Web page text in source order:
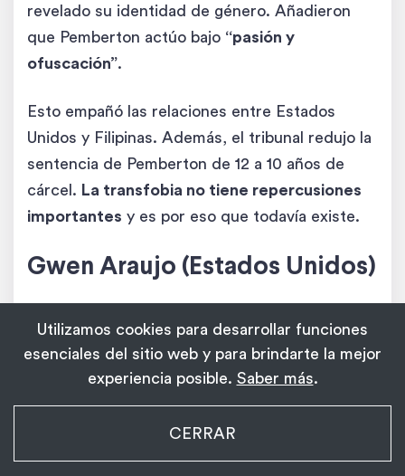
revelado su identidad de género. Añadieron
que Pemberton actúo bajo “pasión y
ofuscación”.
Esto empañó las relaciones entre Estados
Unidos y Filipinas. Además, el tribunal redujo la
sentencia de Pemberton de 12 a 10 años de
cárcel. La transfobia no tiene repercusiones
importantes y es por eso que todavía existe.
Gwen Araujo (Estados Unidos)
unos de los crímenes contra personas trans
más horripilantes de todos los tiempos. Su vida
Utilizamos cookies para desarrollar funciones
esenciales del sitio web y para brindarte la mejor
experiencia posible. Saber más.
CERRAR
¡Descarga la aplicación!